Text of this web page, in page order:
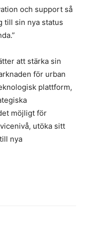
och support så
till sin nya status
att stärka sin
för urban
plattform,
möjligt för
utöka sitt
nya